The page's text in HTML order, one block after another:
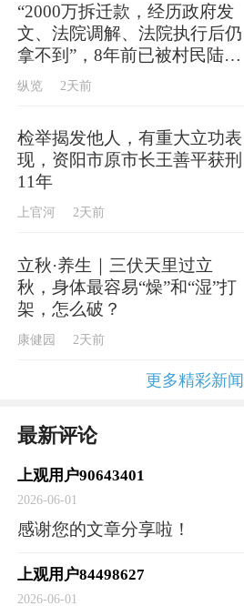
加坚定学校深耕红色育人
的初心与使命。
小学“红喇叭”小讲解员谢
她表示，会坚守小小讲解
领、打磨讲解细节，把一
递信仰力量，引导更多同
厚植爱国情怀。
“20年来亲眼见证了一批又
为他们感到骄傲与自豪。”
暑假期间，由于一大会址是
有空调，孩子们虽然热得
真。”
她迄今还记得小小讲解员
时，他们见到游客还十分胆
“2000万拆迁款，经历政府发
文、法院调解、法院执行后仍
拿不到”，8年前已被村民陆续
分掉
纵览 2天前
检举揭发他人，有重大立功表
现，资阳市原市长王善平获刑
11年
上官河 2天前
立秋·养生｜三伏天里过立
秋，身体最容易“燥”和“湿”打
架，怎么破？
康健园 2天前
更多精彩新
最新评论
上观用户90643401
2026-06-01
感谢您的文章分享啦！
上观用户84498627
2026-06-01